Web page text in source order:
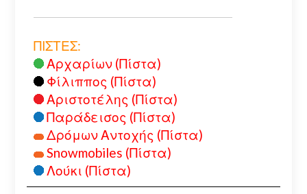
ΠΙΣΤΕΣ:
Αρχαρίων (Πίστα)
Φίλιππος (Πίστα)
Αριστοτέλης (Πίστα)
Παράδεισος (Πίστα)
Δρόμων Αντοχής (Πίστα)
Snowmobiles (Πίστα)
Λούκι (Πίστα)